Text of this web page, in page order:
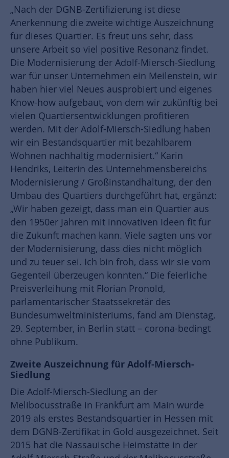
„Nach der DGNB-Zertifizierung ist diese
Anerkennung die zweite wichtige Auszeichnung
für dieses Quartier. Es freut uns sehr, dass
unsere Arbeit so viel positive Resonanz findet.
Die Modernisierung der Adolf-Miersch-Siedlung
war für unser Unternehmen ein Meilenstein, wir
haben hier viel Neues ausprobiert und eigenes
Know-how aufgebaut, von dem wir zukünftig bei
vielen Quartiersentwicklungen profitieren
werden. Mit der Adolf-Miersch-Siedlung haben
wir ein Bestandsquartier mit bezahlbarem
Wohnen nachhaltig modernisiert.“ Karin
Hendriks, Leiterin des Unternehmensbereichs
Modernisierung / Großinstandhaltung, der den
Umbau des Quartiers durchgeführt hat, ergänzt:
„Wir haben gezeigt, dass man ein Quartier aus
den 1950er Jahren mit innovativen Ideen fit für
die Zukunft machen kann. Viele sagten uns vor
der Modernisierung, dass dies nicht möglich
und zu teuer sei. Ich bin froh, dass wir sie vom
Gegenteil überzeugen konnten.“ Die feierliche
Preisverleihung mit Florian Pronold,
parlamentarischer Staatssekretär des
Bundesumweltministeriums, fand am Dienstag,
29. September, in Berlin statt – corona-bedingt
ohne Publikum.
Zweite Auszeichnung für Adolf-Miersch-
Siedlung
Die Adolf-Miersch-Siedlung an der
Melibocusstraße in Frankfurt am Main wurde
2019 als erstes Bestandsquartier in Hessen mit
dem DGNB-Zertifikat in Gold ausgezeichnet. Seit
2015 hat die Nassauische Heimstätte in der